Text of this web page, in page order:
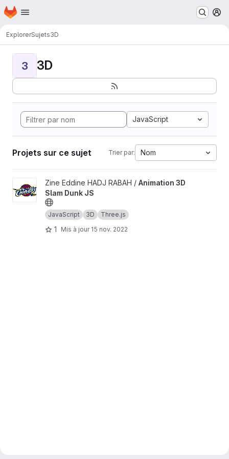
Passer au contenu principal
Page d'accueil
ExplorerSujets3D
3 3D
JavaScript
Projets sur ce sujet Trier par: Nom
Afficher le projet Animation 3D Slam Dunk JS
Zine Eddine HADJ RABAH / Animation 3D
Slam Dunk JS
JavaScript 3D Three.js
1 Mis à jour 15 nov. 2022